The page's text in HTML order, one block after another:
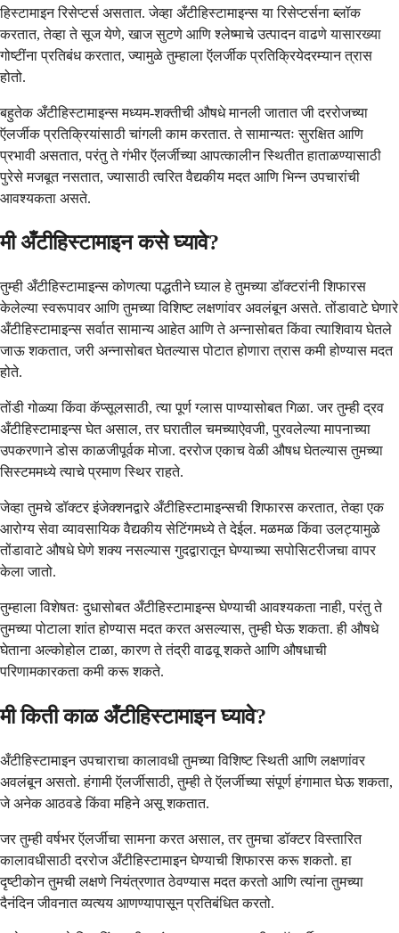
हिस्टामाइन रिसेप्टर्स असतात. जेव्हा अँटीहिस्टामाइन्स या रिसेप्टर्सना ब्लॉक
करतात, तेव्हा ते सूज येणे, खाज सुटणे आणि श्लेष्माचे उत्पादन वाढणे यासारख्या
गोष्टींना प्रतिबंध करतात, ज्यामुळे तुम्हाला ऍलर्जीक प्रतिक्रियेदरम्यान त्रास
होतो.
बहुतेक अँटीहिस्टामाइन्स मध्यम-शक्तीची औषधे मानली जातात जी दररोजच्या
ऍलर्जीक प्रतिक्रियांसाठी चांगली काम करतात. ते सामान्यतः सुरक्षित आणि
प्रभावी असतात, परंतु ते गंभीर ऍलर्जीच्या आपत्कालीन स्थितीत हाताळण्यासाठी
पुरेसे मजबूत नसतात, ज्यासाठी त्वरित वैद्यकीय मदत आणि भिन्न उपचारांची
आवश्यकता असते.
मी अँटीहिस्टामाइन कसे घ्यावे?
तुम्ही अँटीहिस्टामाइन्स कोणत्या पद्धतीने घ्याल हे तुमच्या डॉक्टरांनी शिफारस
केलेल्या स्वरूपावर आणि तुमच्या विशिष्ट लक्षणांवर अवलंबून असते. तोंडावाटे घेणारे
अँटीहिस्टामाइन्स सर्वात सामान्य आहेत आणि ते अन्नासोबत किंवा त्याशिवाय घेतले
जाऊ शकतात, जरी अन्नासोबत घेतल्यास पोटात होणारा त्रास कमी होण्यास मदत
होते.
तोंडी गोळ्या किंवा कॅप्सूलसाठी, त्या पूर्ण ग्लास पाण्यासोबत गिळा. जर तुम्ही द्रव
अँटीहिस्टामाइन्स घेत असाल, तर घरातील चमच्याऐवजी, पुरवलेल्या मापनाच्या
उपकरणाने डोस काळजीपूर्वक मोजा. दररोज एकाच वेळी औषध घेतल्यास तुमच्या
सिस्टममध्ये त्याचे प्रमाण स्थिर राहते.
जेव्हा तुमचे डॉक्टर इंजेक्शनद्वारे अँटीहिस्टामाइन्सची शिफारस करतात, तेव्हा एक
आरोग्य सेवा व्यावसायिक वैद्यकीय सेटिंगमध्ये ते देईल. मळमळ किंवा उलट्यामुळे
तोंडावाटे औषधे घेणे शक्य नसल्यास गुदद्वारातून घेण्याच्या सपोसिटरीजचा वापर
केला जातो.
तुम्हाला विशेषतः दुधासोबत अँटीहिस्टामाइन्स घेण्याची आवश्यकता नाही, परंतु ते
तुमच्या पोटाला शांत होण्यास मदत करत असल्यास, तुम्ही घेऊ शकता. ही औषधे
घेताना अल्कोहोल टाळा, कारण ते तंद्री वाढवू शकते आणि औषधाची
परिणामकारकता कमी करू शकते.
मी किती काळ अँटीहिस्टामाइन घ्यावे?
अँटीहिस्टामाइन उपचाराचा कालावधी तुमच्या विशिष्ट स्थिती आणि लक्षणांवर
अवलंबून असतो. हंगामी ऍलर्जीसाठी, तुम्ही ते ऍलर्जीच्या संपूर्ण हंगामात घेऊ शकता,
जे अनेक आठवडे किंवा महिने असू शकतात.
जर तुम्ही वर्षभर ऍलर्जीचा सामना करत असाल, तर तुमचा डॉक्टर विस्तारित
कालावधीसाठी दररोज अँटीहिस्टामाइन घेण्याची शिफारस करू शकतो. हा
दृष्टीकोन तुमची लक्षणे नियंत्रणात ठेवण्यास मदत करतो आणि त्यांना तुमच्या
दैनंदिन जीवनात व्यत्यय आणण्यापासून प्रतिबंधित करतो.